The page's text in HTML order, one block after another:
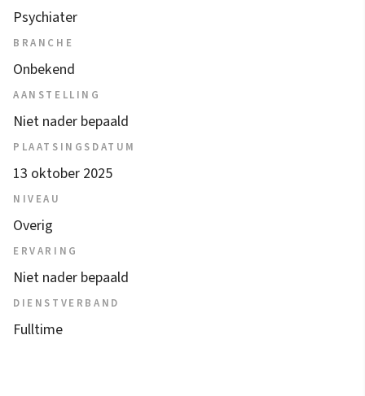
Psychiater
BRANCHE
Onbekend
AANSTELLING
Niet nader bepaald
PLAATSINGSDATUM
13 oktober 2025
NIVEAU
Overig
ERVARING
Niet nader bepaald
DIENSTVERBAND
Fulltime